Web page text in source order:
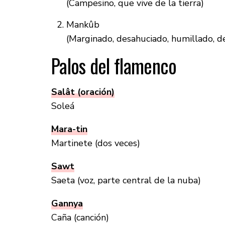
(Campesino, que vive de la tierra)
Mankûb
(Marginado, desahuciado, humillado,
Palos del flamenco
Salât (oración)
Soleá
Mara-tin
Martinete (dos veces)
Sawt
Saeta (voz, parte central de la nuba)
Gannya
Caña (canción)